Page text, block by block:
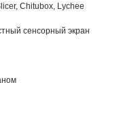
Chitubox, Lychee
сенсорный экран